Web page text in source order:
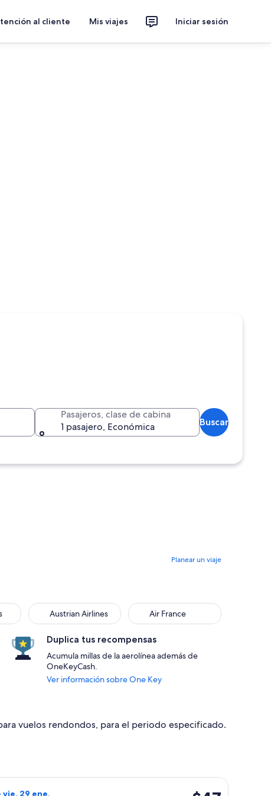
al cliente Mis viajes Iniciar sesión
Pasajeros, clase de cabina
1 pasajero, Económica
Buscar
Planear un viaje
Austrian Airlines Air France
Duplica tus recompensas
Acumula millas de la aerolínea además de
OneKeyCash.
Ver información sobre One Key
vuelos rendondos, para el periodo especificado.
oct., con precio de $44. encontrado hace 2 días
vie, 29 ene.
de Wizz Air Malta, con salida el dom, 10 ene. desde